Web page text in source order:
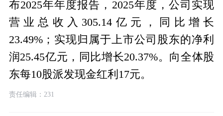
布2025年年度报告，2025年度，公司实现
营业总收入305.14亿元，同比增长
23.49%；实现归属于上市公司股东的净利
润25.45亿元，同比增长20.37%。向全体股
东每10股派发现金红利17元。
责任编辑：231